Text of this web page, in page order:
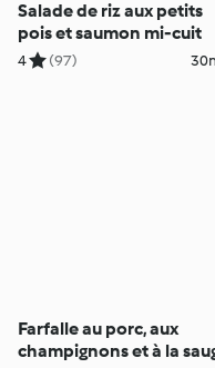
Salade de riz aux petits
pois et saumon mi-cuit
4 (97)
Farfalle au porc, aux
champignons et à la